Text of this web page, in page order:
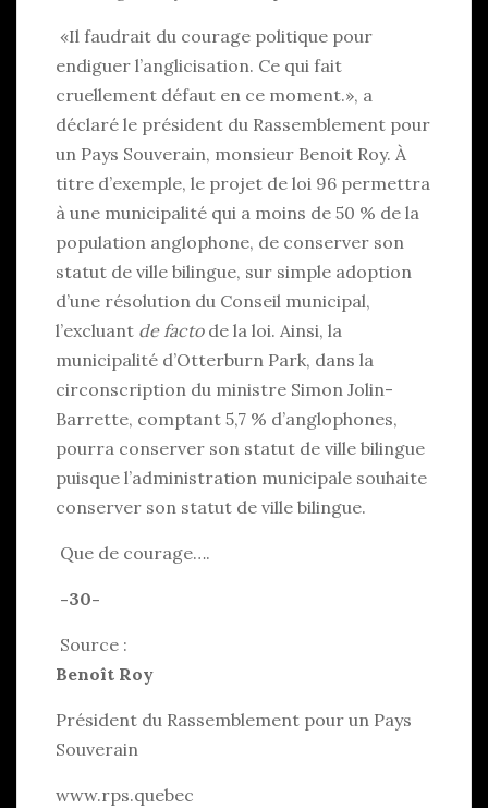
«Il faudrait du courage politique pour
endiguer l’anglicisation. Ce qui fait
cruellement défaut en ce moment.», a
déclaré le président du Rassemblement pour
un Pays Souverain, monsieur Benoit Roy. À
titre d’exemple, le projet de loi 96 permettra
à une municipalité qui a moins de 50 % de la
population anglophone, de conserver son
statut de ville bilingue, sur simple adoption
d’une résolution du Conseil municipal,
l’excluant de factode la loi. Ainsi, la
municipalité d’Otterburn Park, dans la
circonscription du ministre Simon Jolin-
Barrette, comptant 5,7 % d’anglophones,
pourra conserver son statut de ville bilingue
puisque l’administration municipale souhaite
conserver son statut de ville bilingue.
Que de courage….
-30-
Source :
Benoît Roy
Président du Rassemblement pour un Pays
Souverain
www.rps.quebec